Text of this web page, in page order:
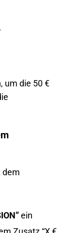
um die 50 €
dem
ein